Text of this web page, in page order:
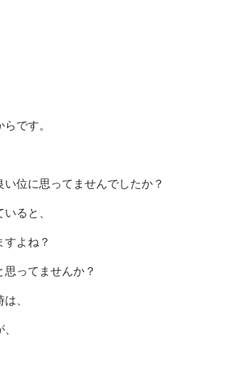
です。
位に思ってませんでしたか？
ると、
よね？
ってませんか？
、